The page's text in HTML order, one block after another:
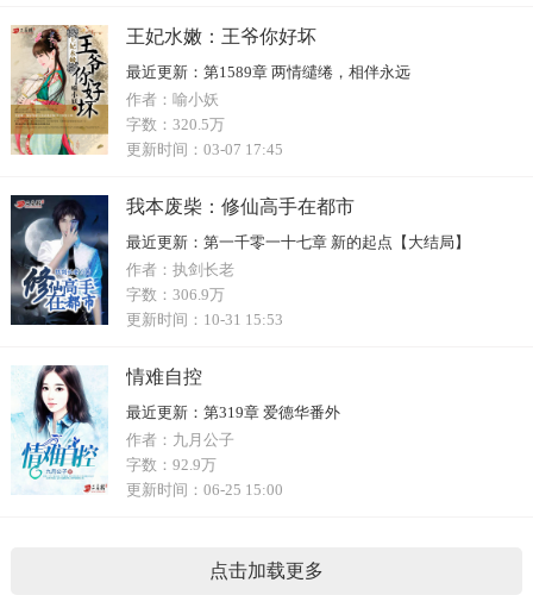
王妃水嫩：王爷你好坏
最近更新： 第1589章 两情缱绻，相伴永远
作者： 喻小妖
字数： 320.5万
更新时间： 03-07 17:45
我本废柴：修仙高手在都市
最近更新： 第一千零一十七章 新的起点【大结局】
作者： 执剑长老
字数： 306.9万
更新时间： 10-31 15:53
情难自控
最近更新： 第319章 爱德华番外
作者： 九月公子
字数： 92.9万
更新时间： 06-25 15:00
点击加载更多